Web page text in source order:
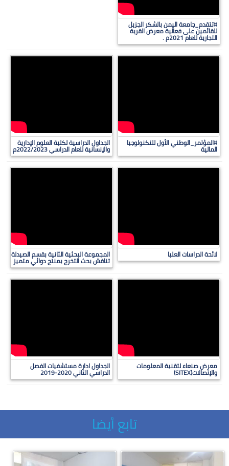
#تتقدم_جامعة اليمن بالشكر الجزيل
للقائمين على فعالية معرض القرية
التجارية للعام 2021م .
#المؤتمر_الوطني الأول للتكنولوجيا
المالية
الجداول الدراسية لكلية العلوم الإدارية
والإنسانية للعام الدراسي 2022/2023م
لائحة الدراسات العليا المجموعة البحثية الثانية بقسم الصيدلة
تناقش بحث التخرج بمنتج دوائي متميز
معرض صنعاء لتقنية المعلومات
والإتصالات(SITEX)
الجداول ادارة مستشفيات الفصل
الدراسي الثاني 2020-2019
تابع أيضا